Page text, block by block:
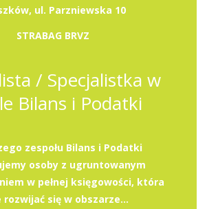
ul. Parzniewska 10
STRABAG BRVZ
/ Specjalistka w
Bilans i Podatki
zespołu Bilans i Podatki
osoby z ugruntowanym
w pełnej księgowości, która
rozwijać się w obszarze...